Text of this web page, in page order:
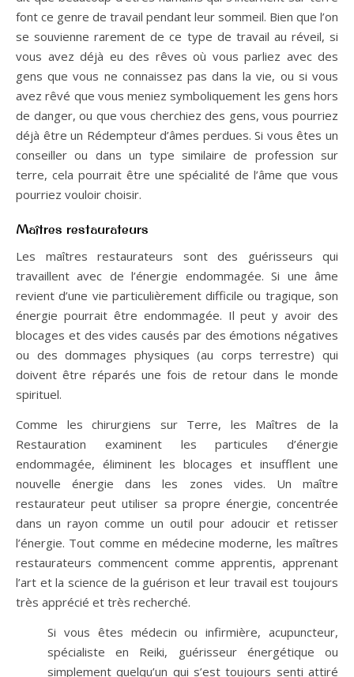
font ce genre de travail pendant leur sommeil. Bien que l’on
se souvienne rarement de ce type de travail au réveil, si
vous avez déjà eu des rêves où vous parliez avec des
gens que vous ne connaissez pas dans la vie, ou si vous
avez rêvé que vous meniez symboliquement les gens hors
de danger, ou que vous cherchiez des gens, vous pourriez
déjà être un Rédempteur d’âmes perdues. Si vous êtes un
conseiller ou dans un type similaire de profession sur
terre, cela pourrait être une spécialité de l’âme que vous
pourriez vouloir choisir.
Maîtres restaurateurs
Les maîtres restaurateurs sont des guérisseurs qui
travaillent avec de l’énergie endommagée. Si une âme
revient d’une vie particulièrement difficile ou tragique, son
énergie pourrait être endommagée. Il peut y avoir des
blocages et des vides causés par des émotions négatives
ou des dommages physiques (au corps terrestre) qui
doivent être réparés une fois de retour dans le monde
spirituel.
Comme les chirurgiens sur Terre, les Maîtres de la
Restauration examinent les particules d’énergie
endommagée, éliminent les blocages et insufflent une
nouvelle énergie dans les zones vides. Un maître
restaurateur peut utiliser sa propre énergie, concentrée
dans un rayon comme un outil pour adoucir et retisser
l’énergie. Tout comme en médecine moderne, les maîtres
restaurateurs commencent comme apprentis, apprenant
l’art et la science de la guérison et leur travail est toujours
très apprécié et très recherché.
Si vous êtes médecin ou infirmière, acupuncteur,
spécialiste en Reiki, guérisseur énergétique ou
simplement quelqu’un qui s’est toujours senti attiré